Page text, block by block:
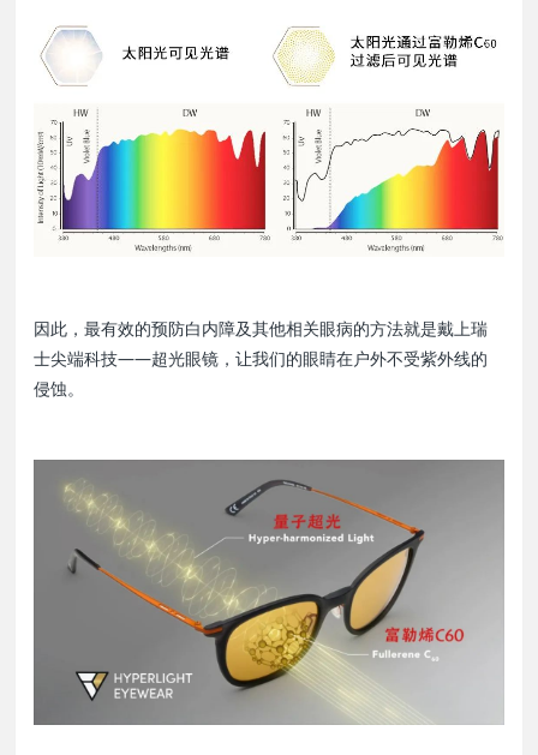
因此，最有效的预防白内障及其他相关眼病的方法就是戴上瑞
士尖端科技——超光眼镜，让我们的眼睛在户外不受紫外线的
侵蚀。